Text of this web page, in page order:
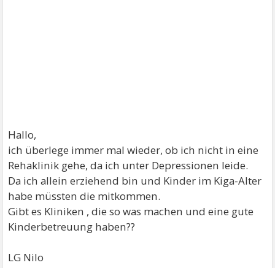
Hallo,
ich überlege immer mal wieder, ob ich nicht in eine
Rehaklinik gehe, da ich unter Depressionen leide.
Da ich allein erziehend bin und Kinder im Kiga-Alter
habe müssten die mitkommen.
Gibt es Kliniken , die so was machen und eine gute
Kinderbetreuung haben??
LG Nilo